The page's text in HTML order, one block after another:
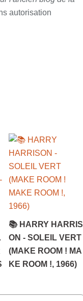
autorisation
📚 HARRY HARRIS
ON - SOLEIL VERT
(MAKE ROOM ! MA
KE ROOM !, 1966)